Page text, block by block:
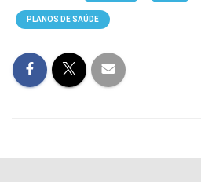
PLANOS DE SAÚDE